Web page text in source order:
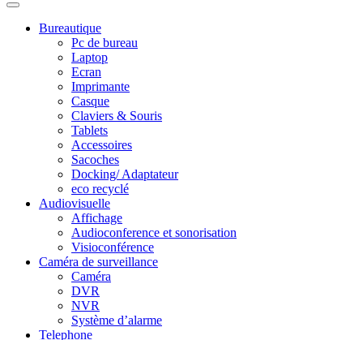
Bureautique
Pc de bureau
Laptop
Ecran
Imprimante
Casque
Claviers & Souris
Tablets
Accessoires
Sacoches
Docking/ Adaptateur
eco recyclé
Audiovisuelle
Affichage
Audioconference et sonorisation
Visioconférence
Caméra de surveillance
Caméra
DVR
NVR
Système d’alarme
Telephone